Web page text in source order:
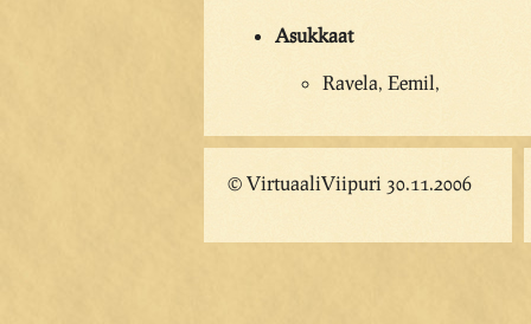
Asukkaat
Ravela, Eemil,
© VirtuaaliViipuri 30.11.2006